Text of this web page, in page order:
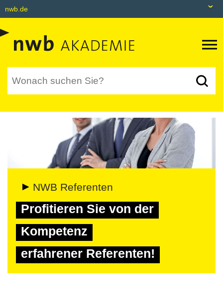
nwb.de
Datenbank
Akademie
NWB NEO
NWB Referenten
Profitieren Sie von der
Kompetenz
erfahrener Referenten!